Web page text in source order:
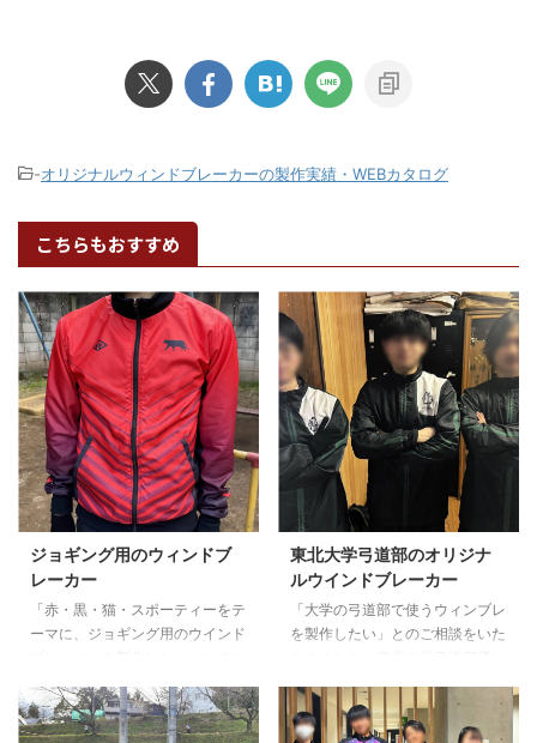
-オリジナルウィンドブレーカーの製作実績・WEBカタログ
こちらもおすすめ
ジョギング用のウィンドブ
レーカー
「赤・黒・猫・スポーティーをテ
ーマに、ジョギング用のウインド
わせの結果、赤をベースにエンジ
や黒でラインを入れ、各所に猫の
東北大学弓道部のオリジナ
ルウインドブレーカー
「大学の弓道部で使うウィンブレ
を製作したい」とのご相談をいた
したカラーで緑のラインを入れた
い」というご要望をいただきまし